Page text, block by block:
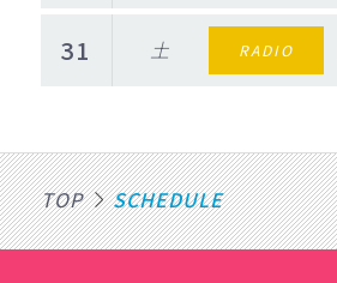
31 土 RADIO
TOP SCHEDULE